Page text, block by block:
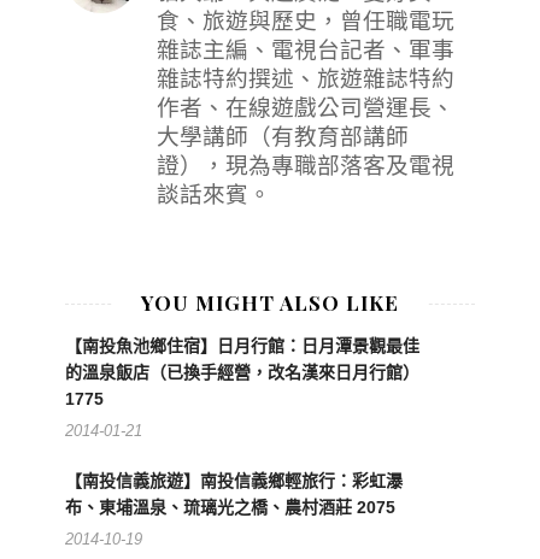
食、旅遊與歷史，曾任職電玩
雜誌主編、電視台記者、軍事
雜誌特約撰述、旅遊雜誌特約
作者、在線遊戲公司營運長、
大學講師（有教育部講師
證），現為專職部落客及電視
談話來賓。
YOU MIGHT ALSO LIKE
【南投魚池鄉住宿】日月行館：日月潭景觀最佳
的溫泉飯店（已換手經營，改名漢來日月行館）
1775
2014-01-21
【南投信義旅遊】南投信義鄉輕旅行：彩虹瀑
布、東埔溫泉、琉璃光之橋、農村酒莊 2075
2014-10-19